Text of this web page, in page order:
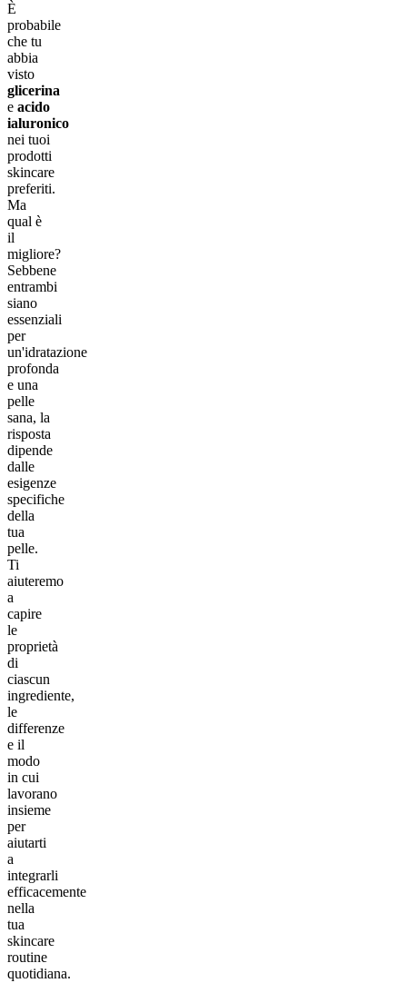
È
probabile
che tu
abbia
visto
glicerina
e acido
ialuronico
nei tuoi
prodotti
skincare
preferiti.
Ma
qual è
il
migliore?
Sebbene
entrambi
siano
essenziali
per
un'idratazione
profonda
e una
pelle
sana, la
risposta
dipende
dalle
esigenze
specifiche
della
tua
pelle.
Ti
aiuteremo
a
capire
le
proprietà
di
ciascun
ingrediente,
le
differenze
e il
modo
in cui
lavorano
insieme
per
aiutarti
a
integrarli
efficacemente
nella
tua
skincare
routine
quotidiana.